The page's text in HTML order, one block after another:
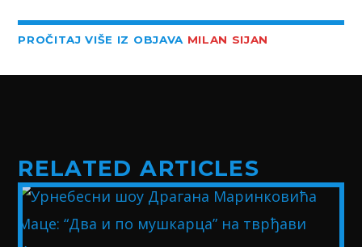
PROČITAJ VIŠE IZ OBJAVA MILAN SIJAN
RELATED ARTICLES